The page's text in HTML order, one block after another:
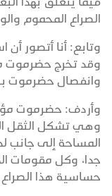
الصراع المحموم
وتابع: أنا أتصور
وقد تخرج حضرموت
وانفصال حضرموت
وأردف: حضرموت
وهي تشكل الثقل
المساحة إلى جانب
جدا، وكل مقومات
حساسية هذا